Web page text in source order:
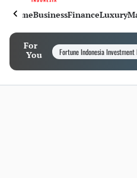
HomeBusinessFinanceLuxury
For
You
Fortune Indonesia Investment